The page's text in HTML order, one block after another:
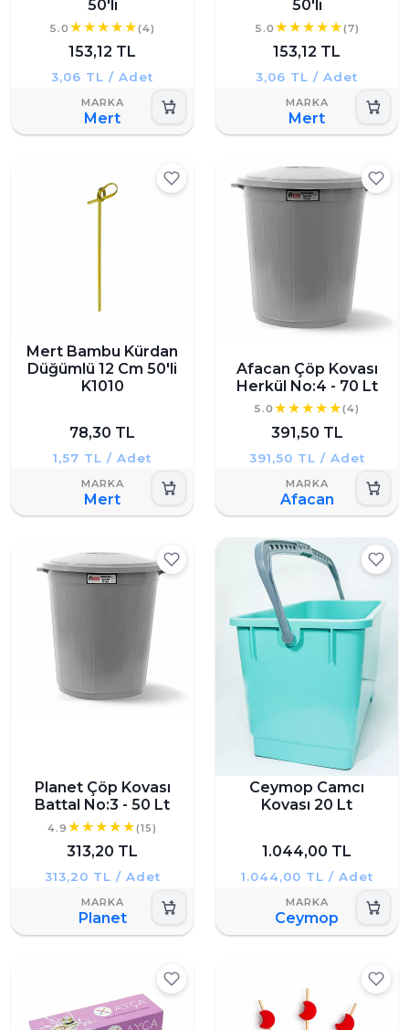
50'li
5.0 (4)
153,12 TL
3,06 TL / Adet
Mert
50'li
5.0 (7)
153,12 TL
3,06 TL / Adet
Mert
Mert Bambu Kürdan
Düğümlü 12 Cm 50'li
K1010
78,30 TL
1,57 TL / Adet
Mert
Afacan Çöp Kovası
Herkül No:4 - 70 Lt
5.0 (4)
391,50 TL
391,50 TL / Adet
Afacan
Planet Çöp Kovası
Battal No:3 - 50 Lt
4.9 (15)
313,20 TL
313,20 TL / Adet
Planet
Ceymop Camcı
Kovası 20 Lt
1.044,00 TL
1.044,00 TL / Adet
Ceymop